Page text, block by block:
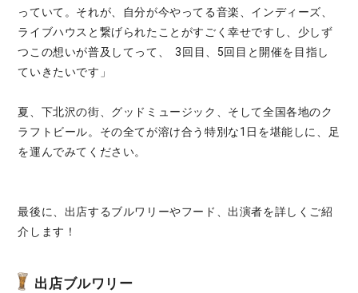
っていて。それが、自分が今やってる音楽、インディーズ、
ライブハウスと繋げられたことがすごく幸せですし、少しず
つこの想いが普及してって、 3回目、5回目と開催を目指し
ていきたいです」
夏、下北沢の街、グッドミュージック、そして全国各地のク
ラフトビール。その全てが溶け合う特別な1日を堪能しに、足
を運んでみてください。
最後に、出店するブルワリーやフード、出演者を詳しくご紹
介します！
出店ブルワリー